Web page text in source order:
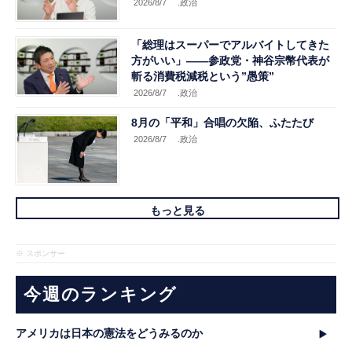
2026/8/7 .政治
「総理はスーパーでアルバイトしてきた
方がいい」――参政党・神谷宗幣代表が
斬る消費税減税という”愚策”
2026/8/7 .政治
8月の「平和」合唱の欠陥、ふたたび
2026/8/7 .政治
もっと見る
※ スポンサー
今週のランキング
アメリカは日本の憲法をどうみるのか